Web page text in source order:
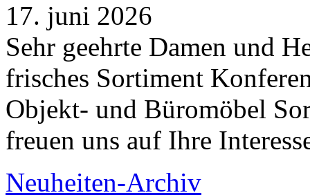
17. juni 2026
Sehr geehrte Damen und
frisches Sortiment
Objekt- und Büromöbel
freuen uns auf Ihre
Neuheiten-Archiv